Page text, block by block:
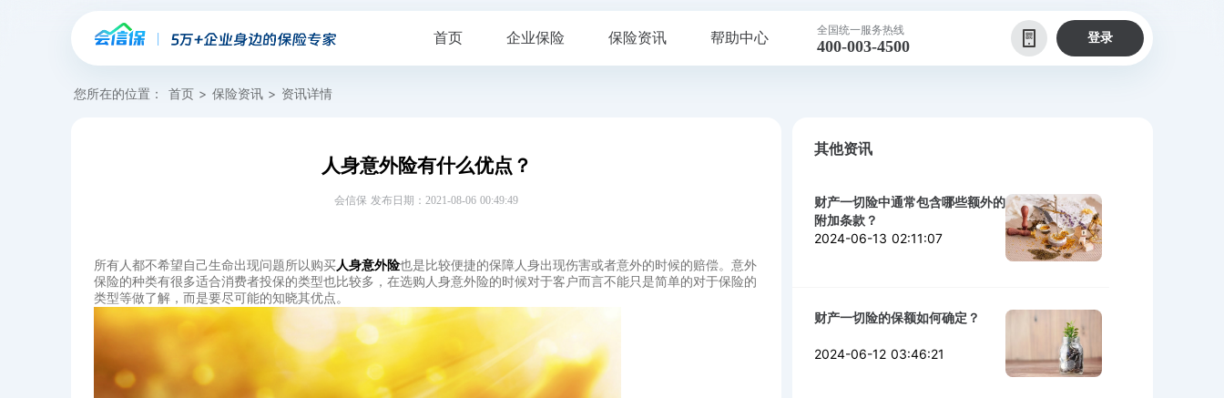
首页 企业保险 保险资讯 帮助中心 全国统一服务热线
400-003-4500 登录
您所在的位置： 首页 > 保险资讯 > 资讯详情
人身意外险有什么优点？
会信保 发布日期：2021-08-06 00:49:49
‍所有人都不希望自己生命出现问题所以购买人身意外险也是比较便捷的保障人身出现伤害或者意外的时候的赔偿。意外
保险的种类有很多适合消费者投保的类型也比较多，在选购人身意外险的时候对于客户而言不能只是简单的对于保险的
类型等做了解，而是要尽可能的知晓其优点。
其他资讯
财产一切险中通常包含哪些额外的
附加条款？
2024-06-13 02:11:07
财产一切险的保额如何确定？
2024-06-12 03:46:21